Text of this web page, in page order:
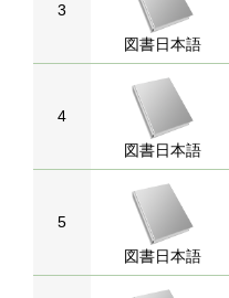
3
図書日本語
4
図書日本語
5
図書日本語